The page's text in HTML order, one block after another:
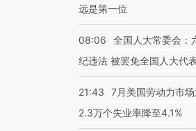
远是第一位
08:06
全国人大常委会：
纪违法 被罢免全国人大代
21:43
7月美国劳动力市
2.3万个失业率降至4.1%